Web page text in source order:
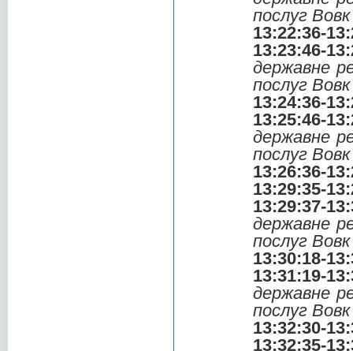
послуг
13:22:36-
13:23:46-
державне
послуг
13:24:36-
13:25:46-
державне
послуг
13:26:36-
13:29:35-
13:29:37-
державне
послуг
13:30:18-
13:31:19-
державне
послуг
13:32:30-
13:32:35-